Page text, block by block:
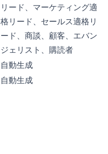
リード、マーケティング適
格リード、セールス適格リ
ード、商談、顧客、エバン
ジェリスト、購読者
自動生成
自動生成